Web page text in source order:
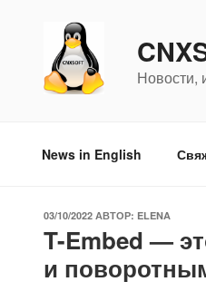
содержимому
Новости,
News in English
ОПУБЛИКОВАНО
03/10/2022 АВТОР: ELENA
T-Embed —
и